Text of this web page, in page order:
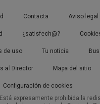
Contacta Aviso legal
¿satisfech@?
de uso Tu noticia
al Director Mapa del sitio
Configuración de cookies
Está expresamente prohibida la